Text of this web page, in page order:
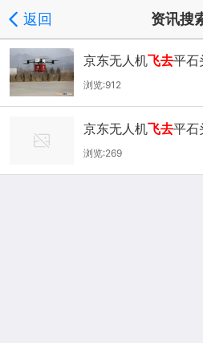
返回 资讯搜
京东无人机飞去平石
浏览:912
京东无人机飞去平石
浏览:269